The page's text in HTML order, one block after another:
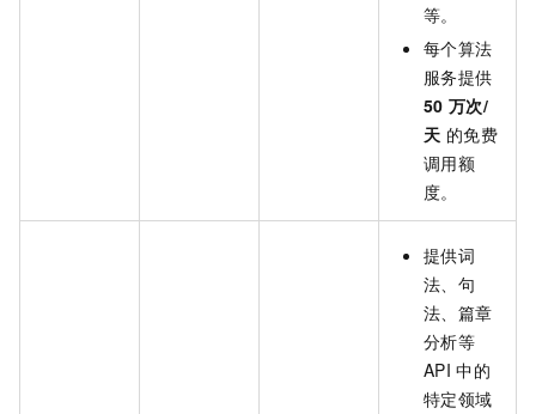
等。
每个算法
服务提供
50 万次/
天 的免费
调用额
度。
提供词
法、句
法、篇章
分析等
API 中的
特定领域